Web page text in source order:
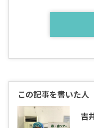
この記事を書いた人
吉